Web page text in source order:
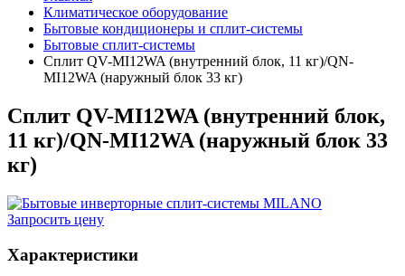
Климатическое оборудование
Бытовые кондиционеры и сплит-системы
Бытовые сплит-системы
Сплит QV-MI12WA (внутренний блок, 11 кг)/QN-
MI12WA (наружный блок 33 кг)
Сплит QV-MI12WA (внутренний блок,
11 кг)/QN-MI12WA (наружный блок 33
кг)
Запросить цену
Характеристики